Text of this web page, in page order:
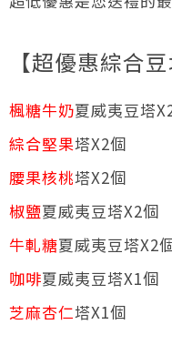
數
【超優惠綜合
楓糖牛奶夏威夷豆塔
綜合堅果塔X2個
腰果核桃塔X2個
椒鹽夏威夷豆塔X2個
牛軋糖夏威夷豆塔X2
咖啡夏威夷豆塔X1個
芝麻杏仁塔X1個